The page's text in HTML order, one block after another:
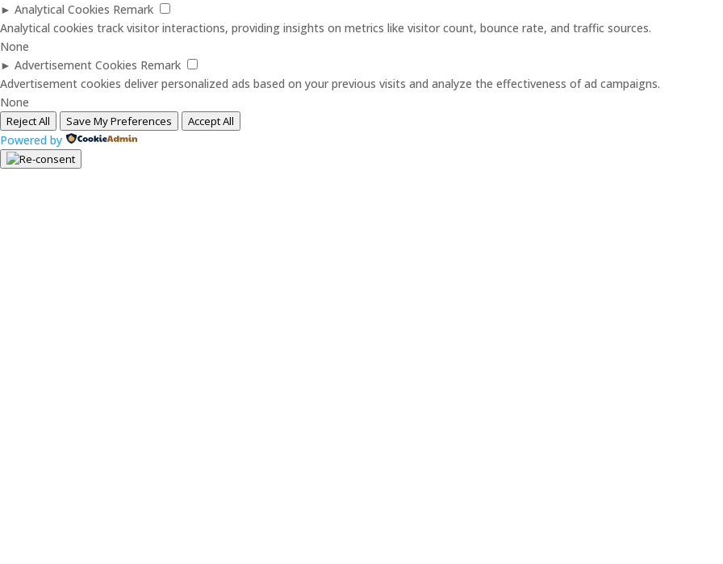
► Analytical Cookies Remark
Analytical cookies track visitor interactions, providing insights on metrics like visitor count, bounce rate, and traffic sources.
None
► Advertisement Cookies Remark
Advertisement cookies deliver personalized ads based on your previous visits and analyze the effectiveness of ad campaigns.
None
Reject All Save My Preferences Accept All
Powered by